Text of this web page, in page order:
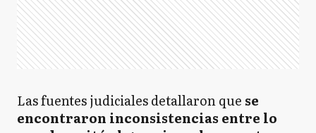
Las fuentes judiciales detallaron que se
encontraron inconsistencias entre lo